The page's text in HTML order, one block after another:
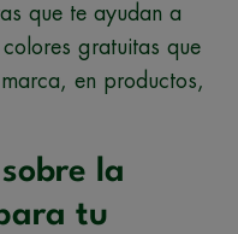
que te ayudan a
gratuitas que
en productos,
la
tu